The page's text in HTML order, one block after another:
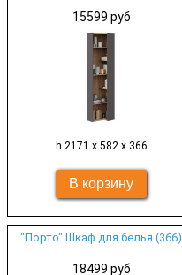
15599 руб
h 2171 х 582 х 366
"Порто" Шкаф для белья (366)
18499 руб